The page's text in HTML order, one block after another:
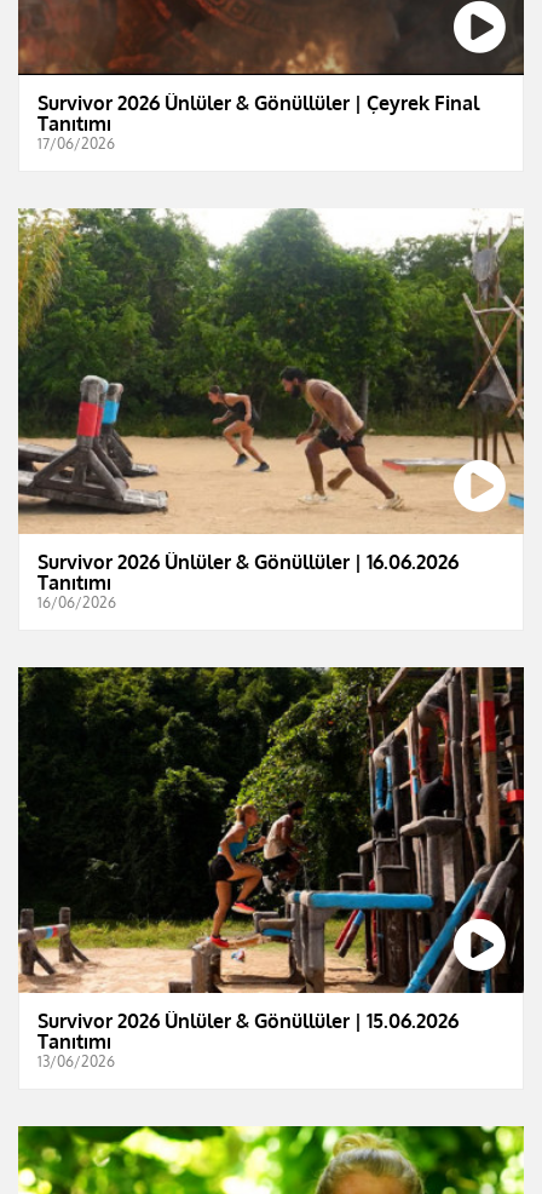
Survivor 2026 Ünlüler & Gönüllüler | Çeyrek Final
Tanıtımı
17/06/2026
Survivor 2026 Ünlüler & Gönüllüler | 16.06.2026
Tanıtımı
16/06/2026
Survivor 2026 Ünlüler & Gönüllüler | 15.06.2026
Tanıtımı
13/06/2026